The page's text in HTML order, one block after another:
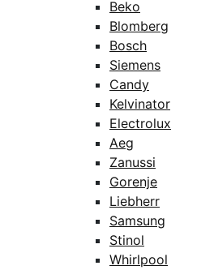
Beko
Blomberg
Bosch
Siemens
Candy
Kelvinator
Electrolux
Aeg
Zanussi
Gorenje
Liebherr
Samsung
Stinol
Whirlpool